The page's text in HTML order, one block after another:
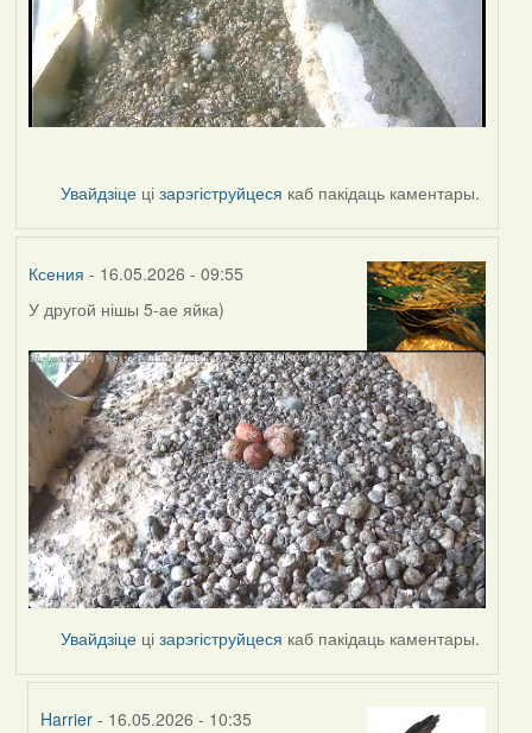
Увайдзіце цізарэгіструйцеся каб пакідаць каментары.
Ксения - 16.05.2026 - 09:55
У другой нішы 5-ае яйка)
Увайдзіце цізарэгіструйцеся каб пакідаць каментары.
Harrier - 16.05.2026 - 10:35